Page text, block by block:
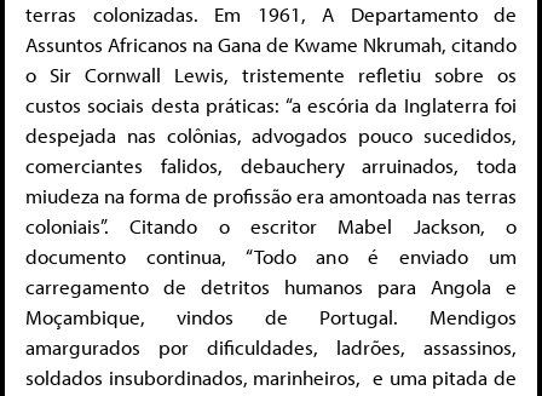
terras colonizadas. Em 1961, A Departamento de
Assuntos Africanos na Gana de Kwame Nkrumah, citando
o Sir Cornwall Lewis, tristemente refletiu sobre os
custos sociais desta práticas: “a escória da Inglaterra foi
despejada nas colônias, advogados pouco sucedidos,
comerciantes falidos, debauchery arruinados, toda
miudeza na forma de profissão era amontoada nas terras
coloniais”. Citando o escritor Mabel Jackson, o
documento continua, “Todo ano é enviado um
carregamento de detritos humanos para Angola e
Moçambique, vindos de Portugal. Mendigos
amargurados por dificuldades, ladrões, assassinos,
soldados insubordinados, marinheiros, e uma pitada de